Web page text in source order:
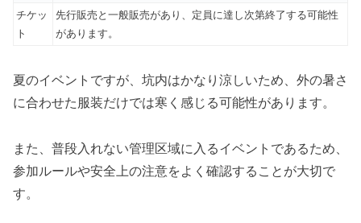
チケッ
ト
先行販売と一般販売があり、定員に達し次第終了する可能性
があります。
夏のイベントですが、坑内はかなり涼しいため、外の暑さ
に合わせた服装だけでは寒く感じる可能性があります。
また、普段入れない管理区域に入るイベントであるため、
参加ルールや安全上の注意をよく確認することが大切で
す。